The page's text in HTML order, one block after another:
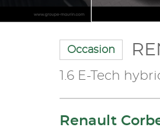
Occasion
1.6 E-Tech
Renault